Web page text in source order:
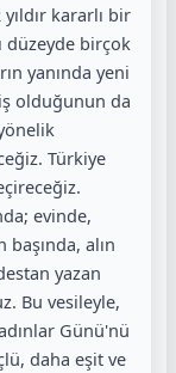
kararlı bir
düzeyde birçok
yanında yeni
olduğunun da
Türkiye
evinde,
alın
yazan
Bu vesileyle,
Günü'nü
daha eşit ve